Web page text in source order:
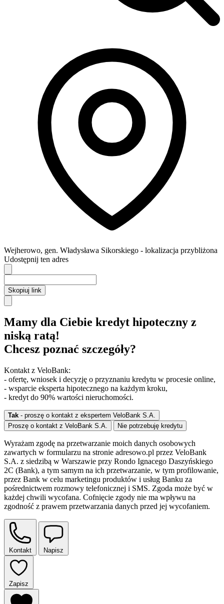
Wejherowo, gen. Władysława Sikorskiego - lokalizacja przybliżona
Udostępnij ten adres
Skopiuj link
Mamy dla Ciebie kredyt hipoteczny z
niską ratą!
Chcesz poznać szczegóły?
Kontakt z VeloBank:
- ofertę, wniosek i decyzję o przyznaniu kredytu w procesie online,
- wsparcie eksperta hipotecznego na każdym kroku,
- kredyt do 90% wartości nieruchomości.
Tak - proszę o kontakt z ekspertem VeloBank S.A.
Proszę o kontakt z VeloBank S.A.
Nie potrzebuję kredytu
Wyrażam zgodę na przetwarzanie moich danych osobowych
zawartych w formularzu na stronie adresowo.pl przez VeloBank
S.A. z siedzibą w Warszawie przy Rondo Ignacego Daszyńskiego
2C (Bank), a tym samym na ich przetwarzanie, w tym profilowanie,
przez Bank w celu marketingu produktów i usług Banku za
pośrednictwem rozmowy telefonicznej i SMS. Zgoda może być w
każdej chwili wycofana. Cofnięcie zgody nie ma wpływu na
zgodność z prawem przetwarzania danych przed jej wycofaniem.
Kontakt Napisz
Zapisz